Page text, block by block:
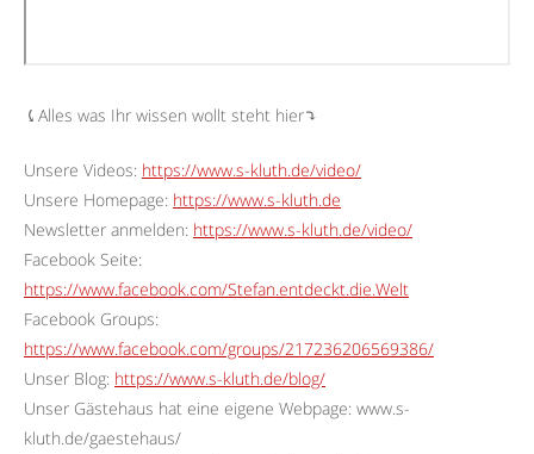
⤹Alles was Ihr wissen wollt steht hier⤵︎
Unsere Videos: https://www.s-kluth.de/video/
Unsere Homepage: https://www.s-kluth.de
Newsletter anmelden: https://www.s-kluth.de/video/
Facebook Seite:
https://www.facebook.com/Stefan.entdeckt.die.Welt
Facebook Groups:
https://www.facebook.com/groups/217236206569386/
Unser Blog: https://www.s-kluth.de/blog/
Unser Gästehaus hat eine eigene Webpage: www.s-
kluth.de/gaestehaus/